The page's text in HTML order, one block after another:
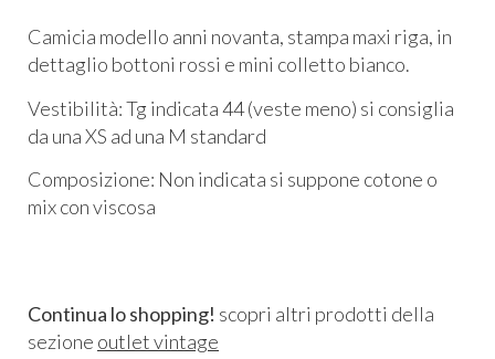
Camicia modello anni novanta, stampa maxi riga, in
dettaglio bottoni rossi e mini colletto bianco.
Vestibilità: Tg indicata 44 (veste meno) si consiglia
da una XS ad una M standard
Composizione: Non indicata si suppone cotone o
mix con viscosa
Continua lo shopping! scopri altri prodotti della
sezione outlet vintage